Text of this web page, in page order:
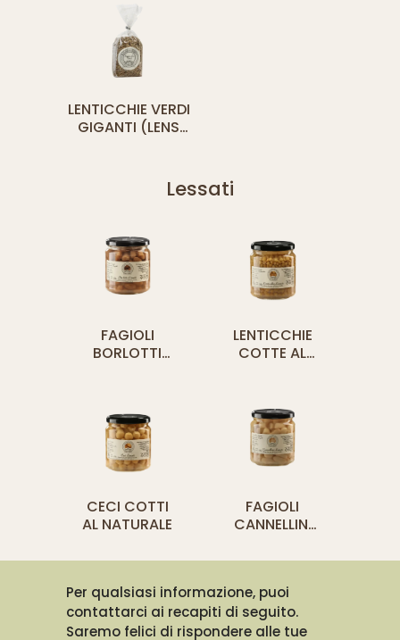
LENTICCHIE VERDI
GIGANTI (LENS
Lessati
FAGIOLI
BORLOTTI
LENTICCHIE
COTTE AL
CECI COTTI
AL NATURALE
FAGIOLI
CANNELLINI
NATURALE
Per qualsiasi informazione, puoi
contattarci ai recapiti di seguito.
Saremo felici di rispondere alle tue